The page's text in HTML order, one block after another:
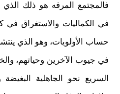
فالمجتمع المرفه هو ذلك
في الكماليات والاستغراق في
حساب الأولويات، وهو الذي
في جيوب الآخرين وحياتهم،
السريع نحو الجاهلية